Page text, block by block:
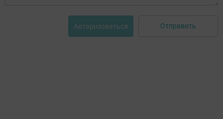
Авторизоваться Отправить